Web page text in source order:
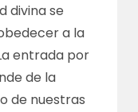
divina se
a la
entrada por
de la
de nuestras